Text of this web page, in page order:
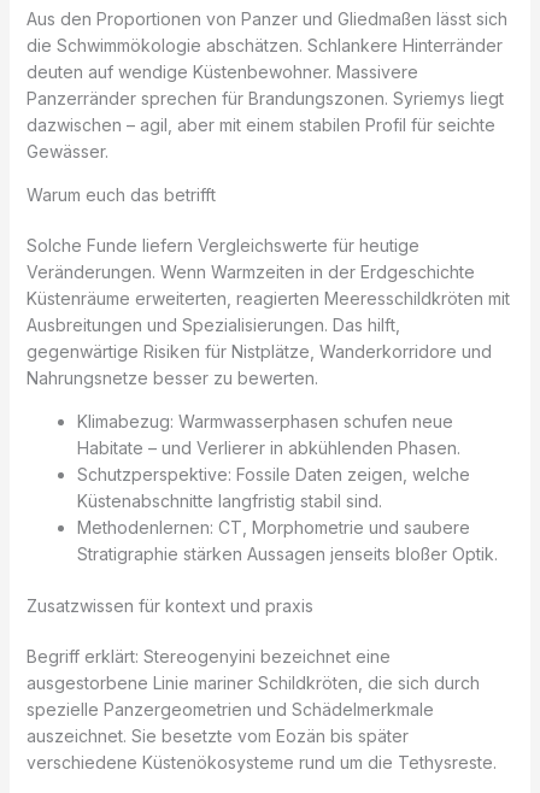
Aus den Proportionen von Panzer und Gliedmaßen lässt sich
die Schwimmökologie abschätzen. Schlankere Hinterränder
deuten auf wendige Küstenbewohner. Massivere
Panzerränder sprechen für Brandungszonen. Syriemys liegt
dazwischen – agil, aber mit einem stabilen Profil für seichte
Gewässer.
Warum euch das betrifft
Solche Funde liefern Vergleichswerte für heutige
Veränderungen. Wenn Warmzeiten in der Erdgeschichte
Küstenräume erweiterten, reagierten Meeresschildkröten mit
Ausbreitungen und Spezialisierungen. Das hilft,
gegenwärtige Risiken für Nistplätze, Wanderkorridore und
Nahrungsnetze besser zu bewerten.
Klimabezug: Warmwasserphasen schufen neue
Habitate – und Verlierer in abkühlenden Phasen.
Schutzperspektive: Fossile Daten zeigen, welche
Küstenabschnitte langfristig stabil sind.
Methodenlernen: CT, Morphometrie und saubere
Stratigraphie stärken Aussagen jenseits bloßer Optik.
Zusatzwissen für kontext und praxis
Begriff erklärt: Stereogenyini bezeichnet eine
ausgestorbene Linie mariner Schildkröten, die sich durch
spezielle Panzergeometrien und Schädelmerkmale
auszeichnet. Sie besetzte vom Eozän bis später
verschiedene Küstenökosysteme rund um die Tethysreste.